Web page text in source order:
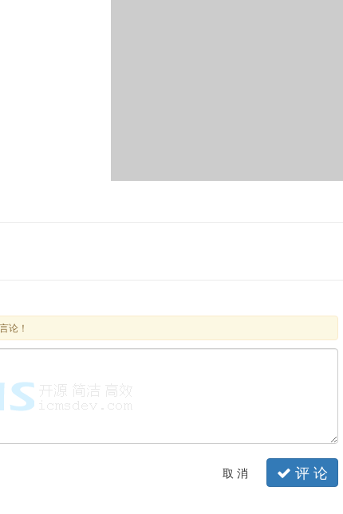
论！
评 论
取 消